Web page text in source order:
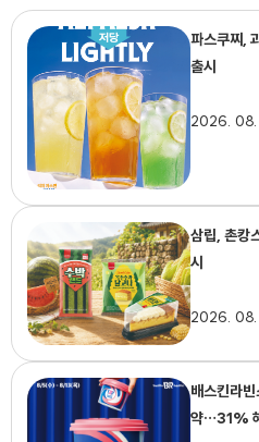
파스쿠찌,
출시
2026.
삼립, 촌캉
시
2026.
배스킨라
약…31%